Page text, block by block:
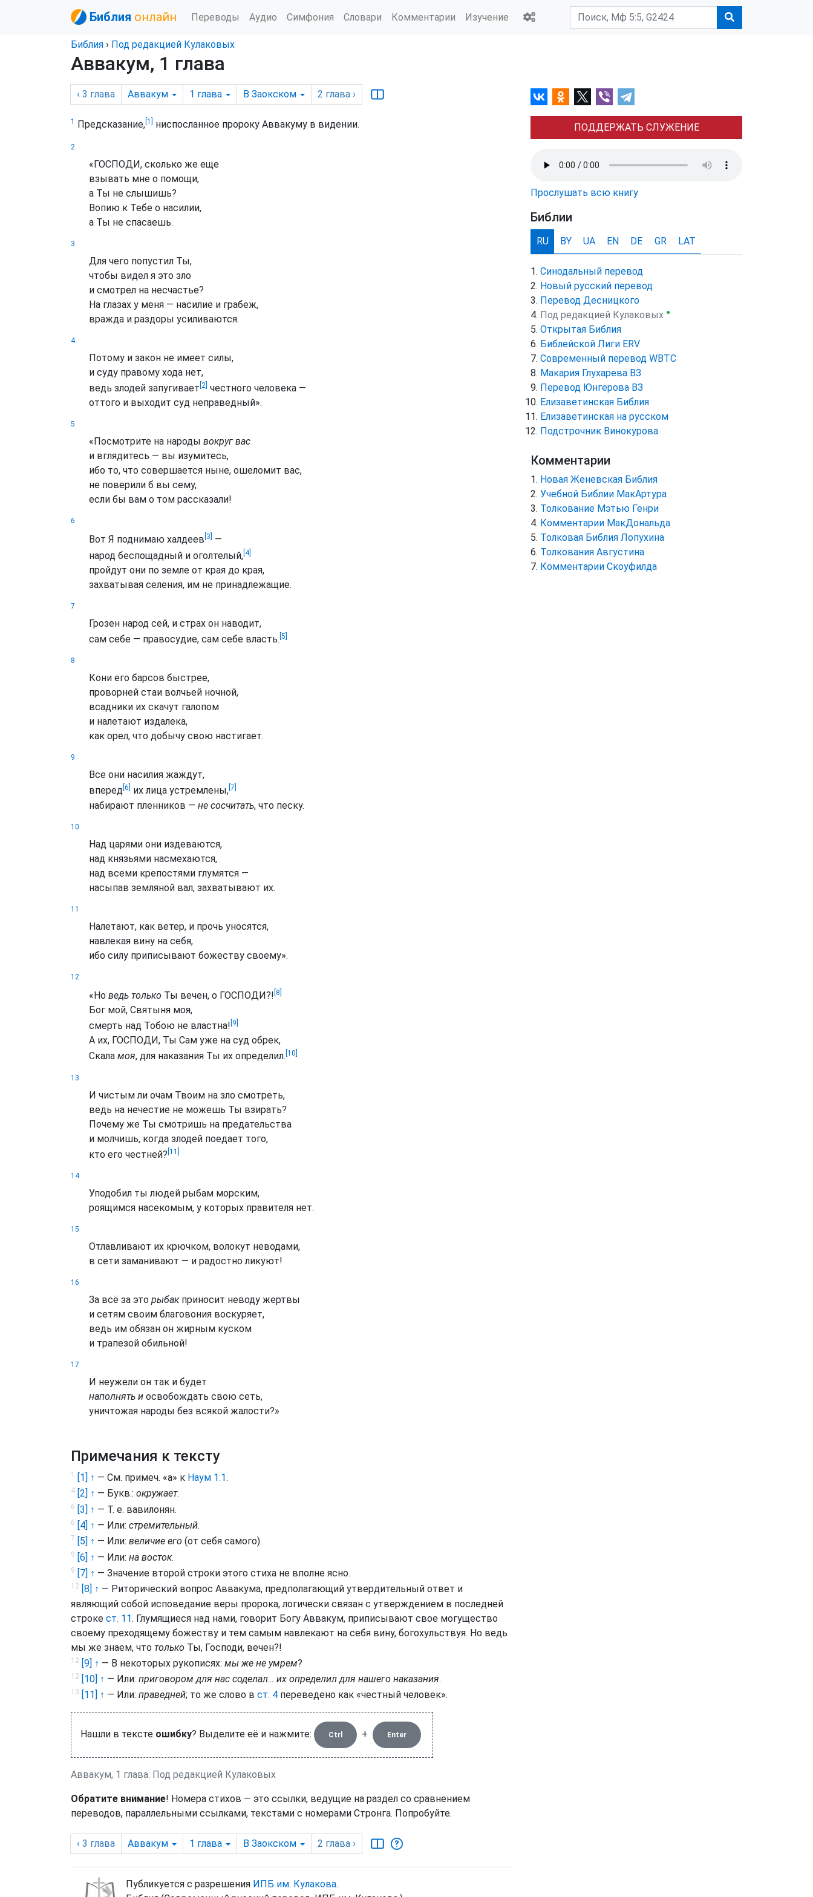
Библия онлайн Переводы Аудио Симфония Словари Комментарии Изучение
Библия › Под редакцией Кулаковых
Аввакум, 1 глава
‹ 3 глава Аввакум 1 глава В Заокском 2 глава ›
1 Предсказание, [1] ниспосланное пророку Аввакуму в видении.
2
«ГОСПОДИ, сколько же еще
взывать мне о помощи,
а Ты не слышишь?
Вопию к Тебе о насилии,
а Ты не спасаешь.
3
Для чего попустил Ты,
чтобы видел я это зло
и смотрел на несчастье?
На глазах у меня — насилие и грабеж,
вражда и раздоры усиливаются.
4
Потому и закон не имеет силы,
и суду правому хода нет,
ведь злодей запугивает [2] честного человека —
оттого и выходит суд неправедный».
5
«Посмотрите на народы вокруг вас
и вглядитесь — вы изумитесь,
ибо то, что совершается ныне, ошеломит вас,
не поверили б вы сему,
если бы вам о том рассказали!
6
Вот Я поднимаю халдеев [3]
—
народ беспощадный и оголтелый, [4]
пройдут они по земле от края до края,
захватывая селения, им не принадлежащие.
7
Грозен народ сей, и страх он наводит,
сам себе — правосудие, сам себе власть. [5]
8
Кони его барсов быстрее,
проворней стаи волчьей ночной,
всадники их скачут галопом
и налетают издалека,
как орел, что добычу свою настигает.
9
Все они насилия жаждут,
вперед [6] их лица устремлены, [7]
набирают пленников — не сосчитать, что песку.
10
Над царями они издеваются,
над князьями насмехаются,
над всеми крепостями глумятся —
насыпав земляной вал, захватывают их.
11
Налетают, как ветер, и прочь уносятся,
навлекая вину на себя,
ибо силу приписывают божеству своему».
12
«Но ведь только Ты вечен, о ГОСПОДИ?! [8]
Бог мой, Святыня моя,
смерть над Тобою не властна! [9]
А их, ГОСПОДИ, Ты Сам уже на суд обрек,
Скала моя, для наказания Ты их определил. [10]
13
И чистым ли очам Твоим на зло смотреть,
ведь на нечестие не можешь Ты взирать?
Почему же Ты смотришь на предательства
и молчишь, когда злодей поедает того,
кто его честней? [11]
14
Уподобил ты людей рыбам морским,
роящимся насекомым, у которых правителя нет.
15
Отлавливают их крючком, волокут неводами,
в сети заманивают — и радостно ликуют!
16
За всё за это рыбакприносит неводу жертвы
и сетям своим благовония воскуряет,
ведь им обязан он жирным куском
и трапезой обильной!
17
И неужели он так и будет
наполнять и освобождать свою сеть,
уничтожая народы без всякой жалости?»
Примечания к тексту
1 [1] ↑ — См. примеч. «а» к Наум 1:1.
4 [2] ↑ — Букв.: окружает.
6 [3] ↑ — Т. е. вавилонян.
6 [4] ↑ — Или: стремительный.
7 [5] ↑ — Или: величие его (от себя самого).
9 [6] ↑ — Или: на восток.
9 [7] ↑ — Значение второй строки этого стиха не вполне ясно.
12 [8] ↑ — Риторический вопрос Аввакума, предполагающий утвердительный ответ и
являющий собой исповедание веры пророка, логически связан с утверждением в последней
строке ст. 11. Глумящиеся над нами, говорит Богу Аввакум, приписывают свое могущество
своему преходящему божеству и тем самым навлекают на себя вину, богохульствуя. Но ведь
мы же знаем, что только Ты, Господи, вечен?!
12 [9] ↑ — В некоторых рукописях: мы же не умрем?
12 [10] ↑ — Или: приговором для нас соделал… их определил для нашего наказания.
13 [11] ↑ — Или: праведней; то же слово в ст. 4 переведено как «честный человек».
Нашли в тексте ошибку? Выделите её и нажмите: Ctrl + Enter
Аввакум, 1 глава. Под редакцией Кулаковых
Обратите внимание! Номера стихов — это ссылки, ведущие на раздел со сравнением
переводов, параллельными ссылками, текстами с номерами Стронга. Попробуйте.
‹ 3 глава Аввакум 1 глава В Заокском 2 глава ›
Публикуется с разрешения ИПБ им. Кулакова.
ПОДДЕРЖАТЬ СЛУЖЕНИЕ
Прослушать всю книгу
Библии
RU BY UA EN DE GR LAT
Синодальный перевод
Новый русский перевод
Перевод Десницкого
Под редакцией Кулаковых ●
Открытая Библия
Библейской Лиги ERV
Cовременный перевод WBTC
Макария Глухарева ВЗ
Перевод Юнгерова ВЗ
Елизаветинская Библия
Елизаветинская на русском
Подстрочник Винокурова
Комментарии
Новая Женевская Библия
Учебной Библии МакАртура
Толкование Мэтью Генри
Комментарии МакДональда
Толковая Библия Лопухина
Толкования Августина
Комментарии Скоуфилда